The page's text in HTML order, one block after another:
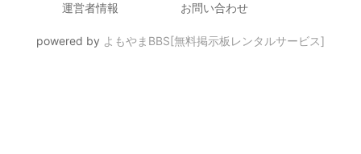
運営者情報
お問い合わせ
powered by よもやまBBS[無料掲示板レンタルサービス]